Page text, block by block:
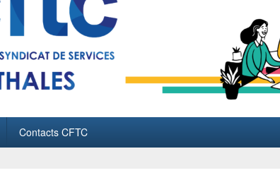
Contacts CFTC